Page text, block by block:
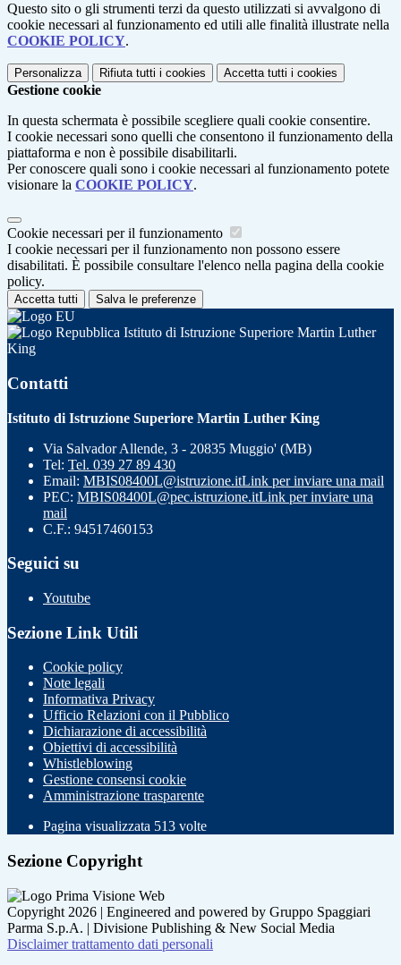
Questo sito o gli strumenti terzi da questo utilizzati si avvalgono di
cookie necessari al funzionamento ed utili alle finalità illustrate nella
COOKIE POLICY.
Personalizza Rifiuta tutti i cookies Accetta tutti i cookies
Gestione cookie
In questa schermata è possibile scegliere quali cookie consentire.
I cookie necessari sono quelli che consentono il funzionamento della
piattaforma e non è possibile disabilitarli.
Per conoscere quali sono i cookie necessari al funzionamento potete
visionare la COOKIE POLICY.
Cookie necessari per il funzionamento
I cookie necessari per il funzionamento non possono essere
disabilitati. È possibile consultare l'elenco nella pagina della cookie
policy.
Accetta tutti Salva le preferenze
Istituto di Istruzione Superiore Martin Luther
King
Contatti
Istituto di Istruzione Superiore Martin Luther King
Via Salvador Allende, 3 - 20835 Muggio' (MB)
Tel: Tel. 039 27 89 430
Email: MBIS08400L@istruzione.itLink per inviare una mail
PEC: MBIS08400L@pec.istruzione.itLink per inviare una
mail
C.F.: 94517460153
Seguici su
Youtube
Sezione Link Utili
Cookie policy
Note legali
Informativa Privacy
Ufficio Relazioni con il Pubblico
Dichiarazione di accessibilità
Obiettivi di accessibilità
Whistleblowing
Gestione consensi cookie
Amministrazione trasparente
Pagina visualizzata 513 volte
Sezione Copyright
Copyright 2026 | Engineered and powered by Gruppo Spaggiari
Parma S.p.A. | Divisione Publishing & New Social Media
Disclaimer trattamento dati personali